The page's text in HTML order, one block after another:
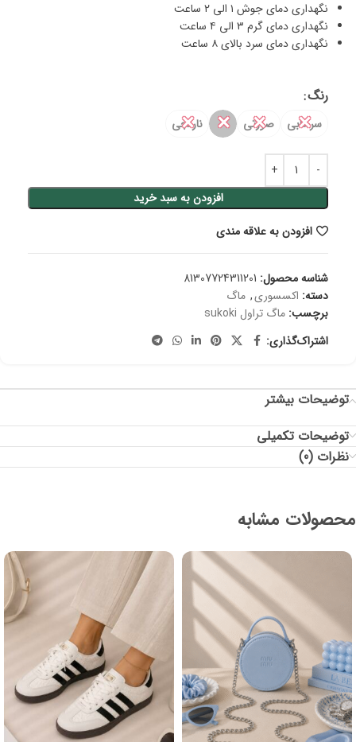
نگهداری دمای جوش ۱ الی ۲ ساعت
نگهداری دمای گرم ۳ الی ۴ ساعت
نگهداری دمای سرد بالای ۸ ساعت
رنگ
سرخابی
✕ صورتی
✕
✕ نارنجی
✕
افزودن به سبد خرید
افزودن به علاقه مندی
شناسه محصول: 81307724311201
دسته: اکسسوری, ماگ
برچسب: ماگ تراول sukoki
اشتراک‌گذاری:
توضیحات بیشتر
توضیحات تکمیلی
نظرات (0)
محصولات مشابه